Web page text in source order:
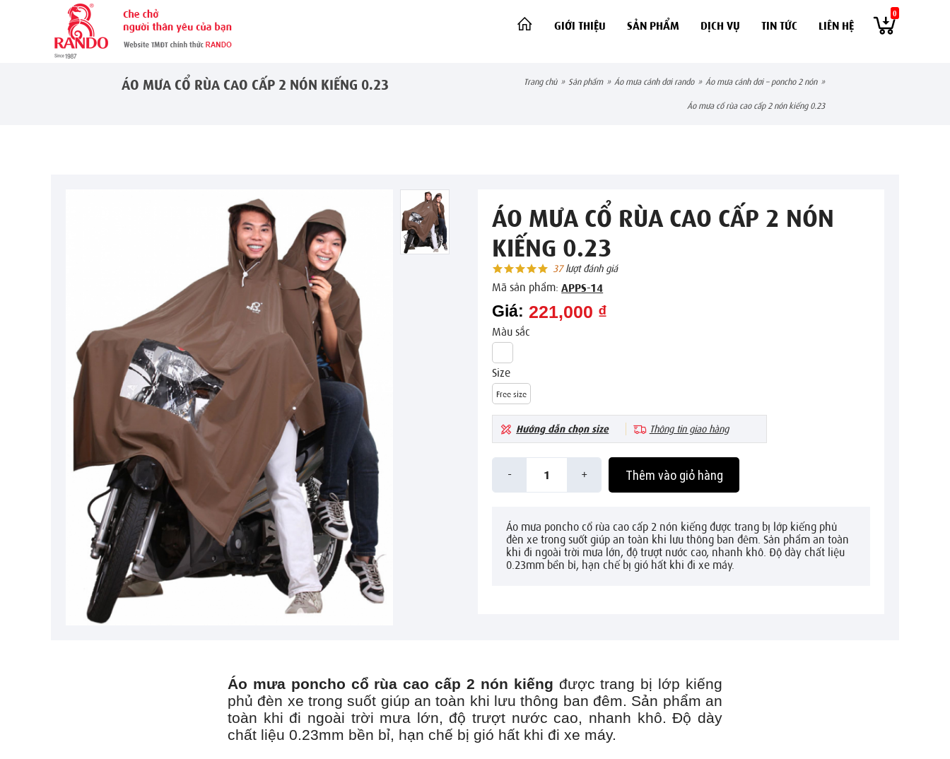
GIỚI THIỆU SẢN PHẨM DỊCH VỤ TIN TỨC LIÊN HỆ
0
ÁO MƯA CỔ RÙA CAO CẤP 2 NÓN KIẾNG 0.23 trang chủ » sản phẩm » áo mưa cánh dơi rando » áo mưa cánh dơi – poncho 2 nón »
áo mưa cổ rùa cao cấp 2 nón kiếng 0.23
ÁO MƯA CỔ RÙA CAO CẤP 2 NÓN
KIẾNG 0.23
37lượt đánh giá
Mã sản phẩm:APPS-14
Giá: 221,000 ₫
Màu sắc
Size
Free size
Hướng dẫn chọn size Thông tin giao hàng
- 1 + Thêm vào giỏ hàng
Áo mưa poncho cổ rùa cao cấp 2 nón kiếng được trang bị lớp kiếng phủ
đèn xe trong suốt giúp an toàn khi lưu thông ban đêm. Sản phẩm an toàn
khi đi ngoài trời mưa lớn, độ trượt nước cao, nhanh khô. Độ dày chất liệu
0.23mm bền bỉ, hạn chế bị gió hất khi đi xe máy.
Áo mưa poncho cổ rùa cao cấp 2 nón kiếng được trang bị lớp kiếng
phủ đèn xe trong suốt giúp an toàn khi lưu thông ban đêm. Sản phẩm an
toàn khi đi ngoài trời mưa lớn, độ trượt nước cao, nhanh khô. Độ dày
chất liệu 0.23mm bền bỉ, hạn chế bị gió hất khi đi xe máy.